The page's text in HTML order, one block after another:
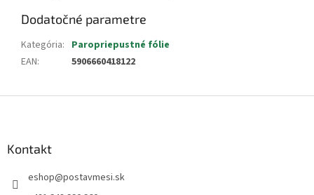
Dodatočné parametre
Kategória: Paropriepustné fólie
EAN: 5906660418122
Kontakt
eshop@postavmesi.sk